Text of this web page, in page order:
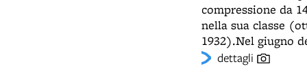
interverranno
17a Legione
compressione da
nella sua classe
1932).Nel giugno
Chilometro
dettagli